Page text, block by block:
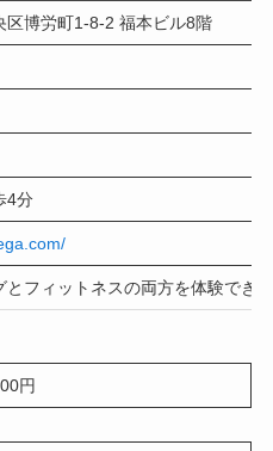
区博労町1-8-2 福本ビル8階
4分
とフィットネスの両方を体験でき
円